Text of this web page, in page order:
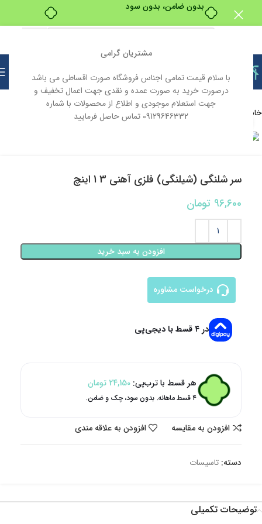
مشتریان گرامی
با سلام قیمت تمامی اجناس فروشگاه صورت اقساطی می باشد
درصورت خرید به صورت عمده و نقدی جهت اعمال تخفیف و
جهت استعلام موجودی و اطلاع از محصولات با شماره
09129646332 تماس حاصل فرمایید
بدون ضامن، بدون سود
خانه
بزرگنمایی تصویر
سر شلنگی (شیلنگی) فلزی آهنی 3 1 اینچ
96,600 تومان
افزودن به سبد خرید
درخواست مشاوره
در ۴ قسط با دیجی‌پی
هر قسط با ترب‌پی: 24,150 تومان
۴ قسط ماهانه. بدون سود، چک و ضامن.
افزودن به مقایسه افزودن به علاقه مندی
دسته: تاسیسات
توضیحات تکمیلی